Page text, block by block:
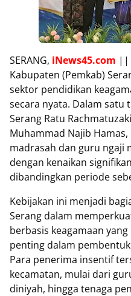
SERANG, iNews45.com ||
Kabupaten (Pemkab)
sektor pendidikan
secara nyata. Dalam satu
Serang Ratu
Muhammad Najib
madrasah dan guru ngaji
dengan kenaikan
dibandingkan periode
Kebijakan ini menjadi
Serang dalam
berbasis keagamaan
penting dalam
Para penerima insentif
kecamatan, mulai dari
diniyah, hingga tenaga